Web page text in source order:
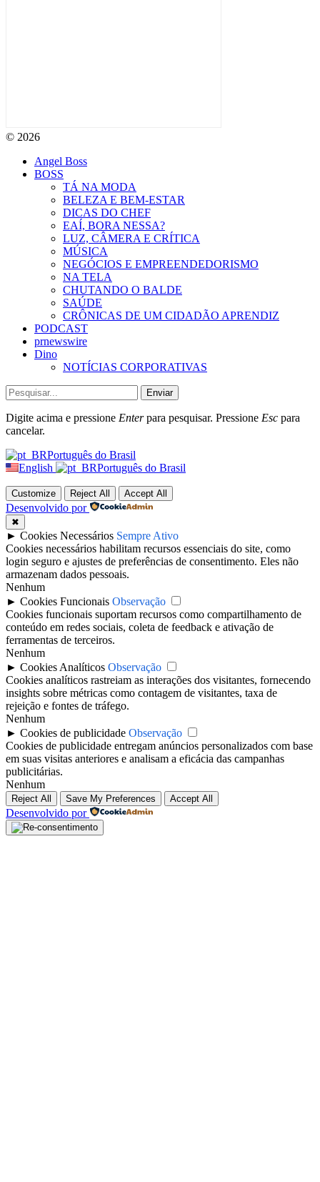
© 2026
Angel Boss
BOSS
TÁ NA MODA
BELEZA E BEM-ESTAR
DICAS DO CHEF
EAÍ, BORA NESSA?
LUZ, CÂMERA E CRÍTICA
MÚSICA
NEGÓCIOS E EMPREENDEDORISMO
NA TELA
CHUTANDO O BALDE
SAÚDE
CRÔNICAS DE UM CIDADÃO APRENDIZ
PODCAST
prnewswire
Dino
NOTÍCIAS CORPORATIVAS
Enviar
Digite acima e pressione Enterpara pesquisar. Pressione Esc para
cancelar.
Português do Brasil
English
Português do Brasil
Customize Reject All Accept All
Desenvolvido por
✖
► Cookies Necessários Sempre Ativo
Cookies necessários habilitam recursos essenciais do site, como
login seguro e ajustes de preferências de consentimento. Eles não
armazenam dados pessoais.
Nenhum
► Cookies Funcionais Observação
Cookies funcionais suportam recursos como compartilhamento de
conteúdo em redes sociais, coleta de feedback e ativação de
ferramentas de terceiros.
Nenhum
► Cookies Analíticos Observação
Cookies analíticos rastreiam as interações dos visitantes, fornecendo
insights sobre métricas como contagem de visitantes, taxa de
rejeição e fontes de tráfego.
Nenhum
► Cookies de publicidade Observação
Cookies de publicidade entregam anúncios personalizados com base
em suas visitas anteriores e analisam a eficácia das campanhas
publicitárias.
Nenhum
Reject All Save My Preferences Accept All
Desenvolvido por